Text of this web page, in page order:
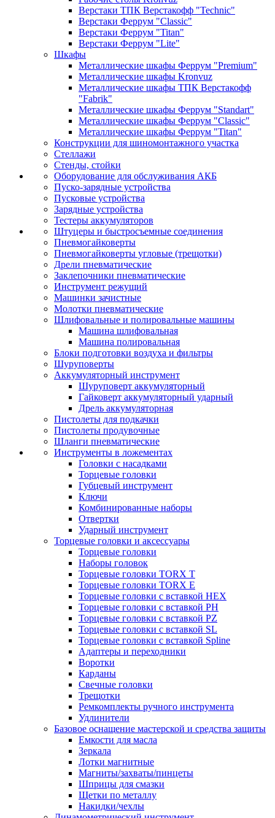
Верстаки ТПК Верстакофф "Technic"
Верстаки Феррум "Classic"
Верстаки Феррум "Titan"
Верстаки Феррум "Lite"
Шкафы
Металлические шкафы Феррум "Premium"
Металлические шкафы Kronvuz
Металлические шкафы ТПК Верстакофф
"Fabrik"
Металлические шкафы Феррум "Standart"
Металлические шкафы Феррум "Classic"
Металлические шкафы Феррум "Titan"
Конструкции для шиномонтажного участка
Стеллажи
Стенды, стойки
Оборудование для обслуживания АКБ
Пуско-зарядные устройства
Пусковые устройства
Зарядные устройства
Тестеры аккумуляторов
Штуцеры и быстросъемные соединения
Пневмогайковерты
Пневмогайковерты угловые (трещотки)
Дрели пневматические
Заклепочники пневматические
Инструмент режущий
Машинки зачистные
Молотки пневматические
Шлифовальные и полировальные машины
Машина шлифовальная
Машина полировальная
Блоки подготовки воздуха и фильтры
Шуруповерты
Аккумуляторный инструмент
Шуруповерт аккумуляторный
Гайковерт аккумуляторный ударный
Дрель аккумуляторная
Пистолеты для подкачки
Пистолеты продувочные
Шланги пневматические
Инструменты в ложементах
Головки с насадками
Торцевые головки
Губцевый инструмент
Ключи
Комбинированные наборы
Отвертки
Ударный инструмент
Торцевые головки и аксессуары
Торцевые головки
Наборы головок
Торцевые головки TORX T
Торцевые головки TORX Е
Торцевые головки с вставкой HEX
Торцевые головки с вставкой PH
Торцевые головки с вставкой PZ
Торцевые головки с вставкой SL
Торцевые головки с вставкой Spline
Адаптеры и переходники
Воротки
Карданы
Свечные головки
Трещотки
Ремкомплекты ручного инструмента
Удлинители
Базовое оснащение мастерской и средства защиты
Емкости для масла
Зеркала
Лотки магнитные
Магниты/захваты/пинцеты
Шприцы для смазки
Щетки по металлу
Накидки/чехлы